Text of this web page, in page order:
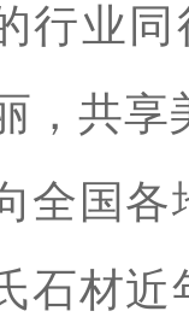
行业
，共享
全国各
石材